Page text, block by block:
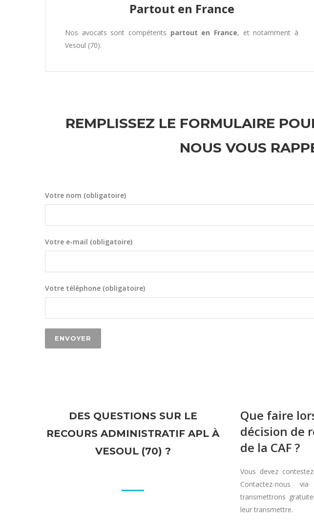
Partout en France
Nos avocats sont compétents partout en France, et notamment à
Vesoul (70).
REMPLISSEZ LE FORMULAIRE
NOUS VOUS
Votre nom (obligatoire)
Votre e-mail (obligatoire)
Votre téléphone (obligatoire)
DES QUESTIONS SUR LE
RECOURS ADMINISTRATIF APL À
VESOUL (70) ?
Que faire
décision de
de la CAF ?
Vous devez
Contactez-nous
transmettrons
leur transmettre.